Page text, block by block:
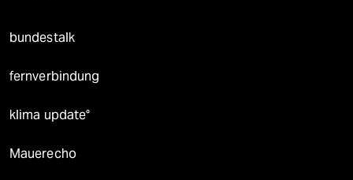
bundestalk
fernverbindung
klima update°
Mauerecho